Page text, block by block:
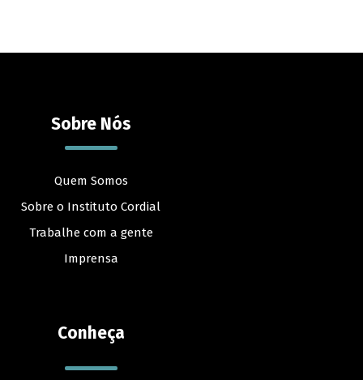
Sobre Nós
Quem Somos
Sobre o Instituto Cordial
Trabalhe com a gente
Imprensa
Conheça